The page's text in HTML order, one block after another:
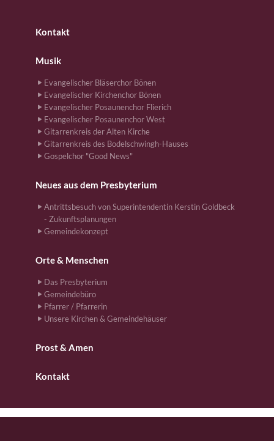
Kontakt
Musik
Evangelischer Bläserchor Bönen
Evangelischer Kirchenchor Bönen
Evangelischer Posaunenchor Flierich
Evangelischer Posaunenchor West
Gitarrenkreis der Alten Kirche
Gitarrenkreis des Bodelschwingh-Hauses
Gospelchor "Good News"
Neues aus dem Presbyterium
Antrittsbesuch von Superintendentin Kerstin Goldbeck
- Zukunftsplanungen
Gemeindekonzept
Orte & Menschen
Das Presbyterium
Gemeindebüro
Pfarrer / Pfarrerin
Unsere Kirchen & Gemeindehäuser
Prost & Amen
Kontakt